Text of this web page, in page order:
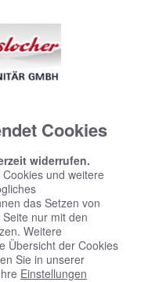
ZUM
Cookies
widerrufen.
und weitere
das Setzen von
nur mit den
Weitere
Übersicht der Cookies
Sie in unserer
Einstellungen